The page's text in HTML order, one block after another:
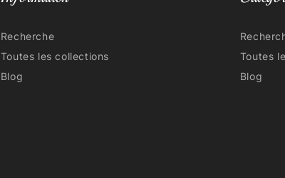
Recherche
Toutes les collections
Blog
Toutes
Blog